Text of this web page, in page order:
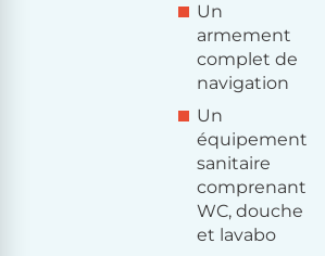
Un
armement
complet de
navigation
Un
équipement
sanitaire
comprenant
WC, douche
et lavabo